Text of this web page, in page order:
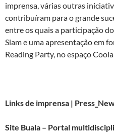
imprensa, várias outras
contribuíram para o grande
entre os quais a participação
Slam e uma apresentação em
Reading Party, no espaço
Links de imprensa |
Site Buala – Portal